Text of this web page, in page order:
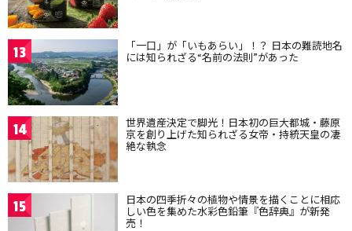
13 「一口」が「いもあらい」！？ 日本の難読地名
には知られざる“名前の法則”があった
14 世界遺産決定で脚光！日本初の巨大都城・藤原
京を創り上げた知られざる女帝・持統天皇の凄
絶な執念
15 日本の四季折々の植物や情景を描くことに相応
しい色を集めた水彩色鉛筆『色辞典』が新発
売！